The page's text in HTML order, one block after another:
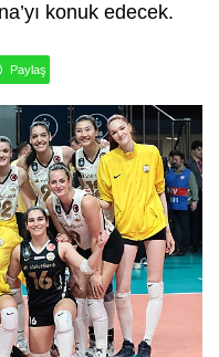
konuk edecek.
Paylaş